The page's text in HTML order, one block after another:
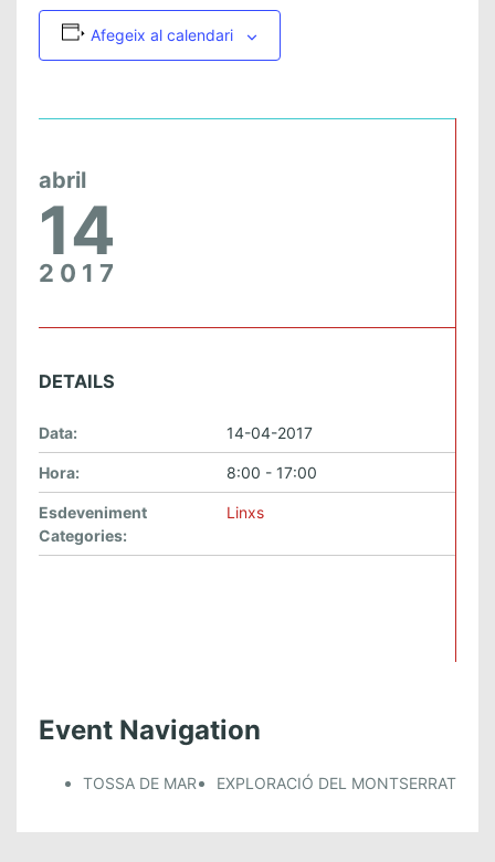
Afegeix al calendari
abril
14
2017
DETAILS
Data: 14-04-2017
Hora: 8:00 - 17:00
Esdeveniment
Categories:
Linxs
Event Navigation
TOSSA DE MAR EXPLORACIÓ DEL MONTSERRAT